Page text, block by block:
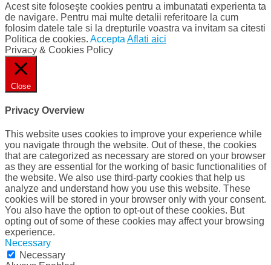
Acest site foloseşte cookies pentru a imbunatati experienta ta
de navigare. Pentru mai multe detalii referitoare la cum
folosim datele tale si la drepturile voastra va invitam sa citesti
Politica de cookies. Accepta Aflati aici
Privacy & Cookies Policy
Close
Privacy Overview
This website uses cookies to improve your experience while
you navigate through the website. Out of these, the cookies
that are categorized as necessary are stored on your browser
as they are essential for the working of basic functionalities of
the website. We also use third-party cookies that help us
analyze and understand how you use this website. These
cookies will be stored in your browser only with your consent.
You also have the option to opt-out of these cookies. But
opting out of some of these cookies may affect your browsing
experience.
Necessary
Necessary